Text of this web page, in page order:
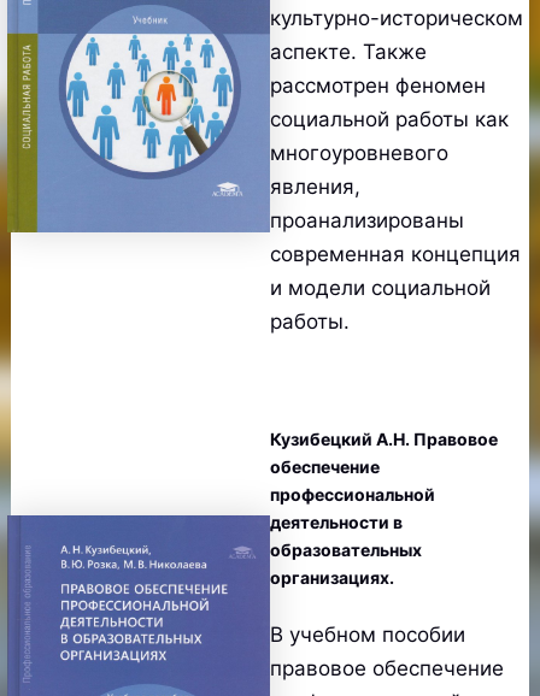
культурно-историческом
аспекте. Также
рассмотрен феномен
социальной работы как
многоуровневого
явления,
проанализированы
современная концепция
и модели социальной
работы.
Кузибецкий А.Н. Правовое
обеспечение
профессиональной
деятельности в
образовательных
организациях.
В учебном пособии
правовое обеспечение